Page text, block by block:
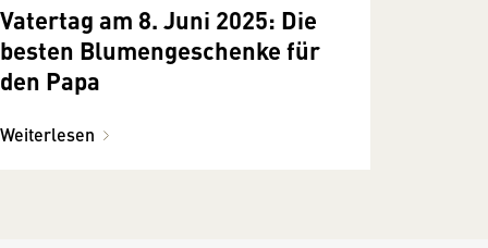
Vatertag am 8. Juni 2025: Die
besten Blumengeschenke für
den Papa
Weiterlesen